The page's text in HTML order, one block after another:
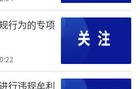
行为的专项
行违规牟利